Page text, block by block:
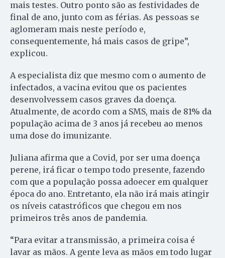
mais testes. Outro ponto são as festividades de
final de ano, junto com as férias. As pessoas se
aglomeram mais neste período e,
consequentemente, há mais casos de gripe”,
explicou.
A especialista diz que mesmo com o aumento de
infectados, a vacina evitou que os pacientes
desenvolvessem casos graves da doença.
Atualmente, de acordo com a SMS, mais de 81% da
população acima de 3 anos já recebeu ao menos
uma dose do imunizante.
Juliana afirma que a Covid, por ser uma doença
perene, irá ficar o tempo todo presente, fazendo
com que a população possa adoecer em qualquer
época do ano. Entretanto, ela não irá mais atingir
os níveis catastróficos que chegou em nos
primeiros três anos de pandemia.
“Para evitar a transmissão, a primeira coisa é
lavar as mãos. A gente leva as mãos em todo lugar